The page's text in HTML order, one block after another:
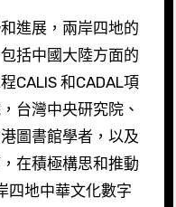
進展，兩岸四地的
括中國大陸方面的
CALIS 和CADAL項
台灣中央研究院、
圖書館學者，以及
在積極構思和推動
四地中華文化數字